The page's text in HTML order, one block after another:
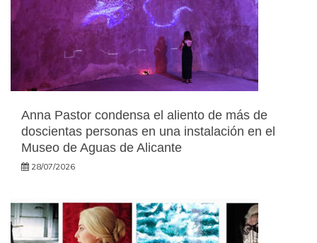
Anna Pastor condensa el aliento de más de
doscientas personas en una instalación en el
Museo de Aguas de Alicante
28/07/2026